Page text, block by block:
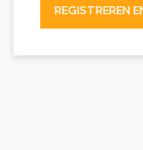
REGISTREREN